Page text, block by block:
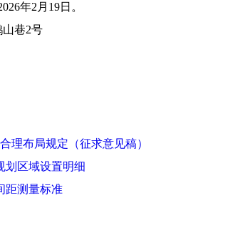
年2月19日。
巷2号
理布局规定（征求意见稿）
划区域设置明细
距测量标准